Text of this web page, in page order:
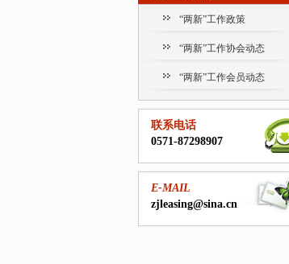
“两新”工作政策
“两新”工作协会动态
“两新”工作会员动态
联系电话
0571-87298907
E-MAIL
zjleasing@sina.cn